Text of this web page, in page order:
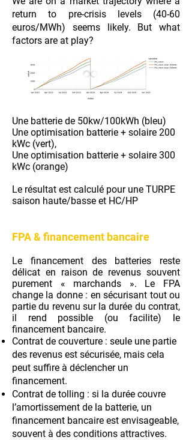
return to pre-crisis levels (40-60
euros/MWh) seems likely. But what
factors are at play?
Une batterie de 50kw/100kWh (bleu)
Une optimisation batterie + solaire 200
kWc (vert),
Une optimisation batterie + solaire 300
kWc (orange)
Le résultat est calculé pour une TURPE
saison haute/basse et HC/HP
FPA & financement bancaire
Le financement des batteries reste
délicat en raison de revenus souvent
purement « marchands ». Le FPA
change la donne : en sécurisant tout ou
partie du revenu sur la durée du contrat,
il rend possible (ou facilite) le
financement bancaire.
Contrat de couverture : seule une partie
des revenus est sécurisée, mais cela
peut suffire à déclencher un
financement.
Contrat de tolling : si la durée couvre
l’amortissement de la batterie, un
financement bancaire est envisageable,
souvent à des conditions attractives.